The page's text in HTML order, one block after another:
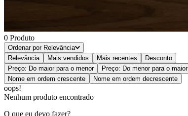
0 Produto
Ordenar por Relevância
Relevância
Mais vendidos Mais recentes
Desconto
Preço: Do maior para o menor
Preço: Do menor para o maior
Nome em ordem crescente
Nome em ordem decrescente
oops!
Nenhum produto encontrado
O que eu devo fazer?